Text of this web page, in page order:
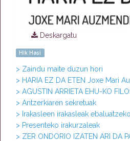
Deskargatu
Hik Hasi
> Zaindu maite duzun hori
> HARIA EZ DA ETEN Joxe Mari
> AGUSTIN ARRIETA EHU-KO
> Antzerkiaren sekretuak
> Irakasleen irakasleak
> Presenteko irakurzaleak
> ZER ONDORIO IZATEN ARI DA